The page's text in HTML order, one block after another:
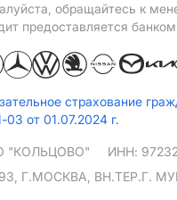
обращайтесь к
предоставляется
страхование
03 от 01.07.2024 г.
"КОЛЬЦОВО" ИНН:
Г.МОСКВА, ВН.ТЕР.Г.